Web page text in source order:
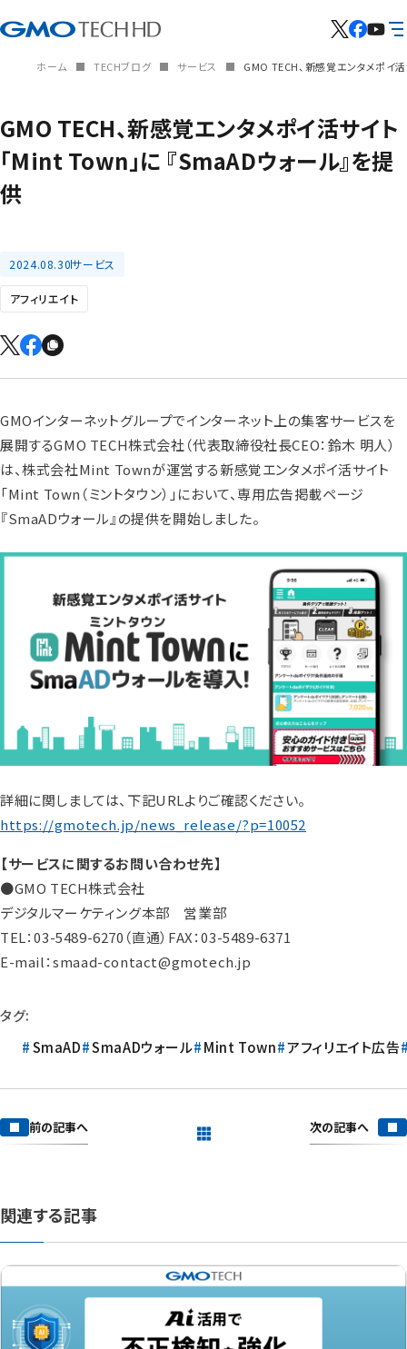
ホーム TECHブログ サービス GMO TECH、新感覚エンタメポイ
GMO TECH、新感覚エンタメポイ活サイト
「Mint Town」に 『SmaADウォール』を提
供
2024.08.30サービス
アフィリエイト
GMOインターネットグループでインターネット上の集客サービスを
展開するGMO TECH株式会社（代表取締役社長CEO：鈴木 明人）
は、株式会社Mint Townが運営する新感覚エンタメポイ活サイト
「Mint Town（ミントタウン）」において、専用広告掲載ページ
『SmaADウォール』の提供を開始しました。
詳細に関しましては、下記URLよりご確認ください。
https://gmotech.jp/news_release/?p=10052
【サービスに関するお問い合わせ先】
●GMO TECH株式会社
デジタルマーケティング本部 営業部
TEL：03-5489-6270（直通）FAX：03-5489-6371
E-mail：smaad-contact@gmotech.jp
タグ:
SmaAD
SmaADウォール Mint Town アフィリエイト広告
前の記事へ 次の記事へ
関連する記事